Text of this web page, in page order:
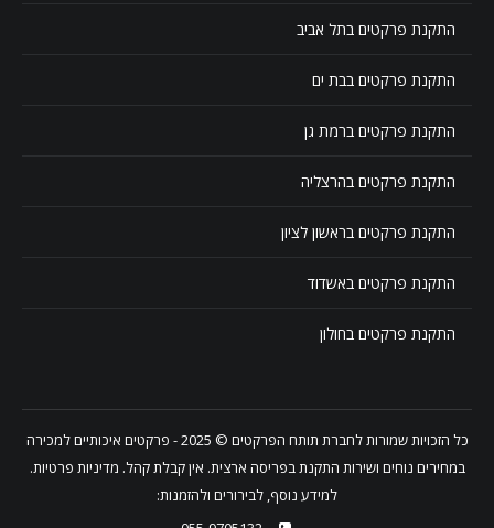
התקנת פרקטים בתל אביב
התקנת פרקטים בבת ים
התקנת פרקטים ברמת גן
התקנת פרקטים בהרצליה
התקנת פרקטים בראשון לציון
התקנת פרקטים באשדוד
התקנת פרקטים בחולון
כל הזכויות שמורות לחברת תותח הפרקטים
© 2025 - פרקטים איכותיים למכירה
במחירים נוחים ושירות התקנת בפריסה ארצית. אין קבלת קהל. מדיניות פרטיות.
למידע נוסף, לבירורים ולהזמנות: